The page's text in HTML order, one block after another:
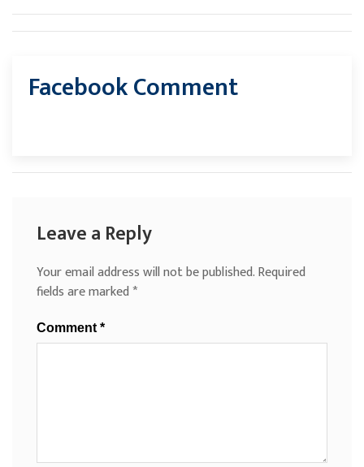
Facebook Comment
Leave a Reply
Your email address will not be published.Required
fields are marked*
Comment *